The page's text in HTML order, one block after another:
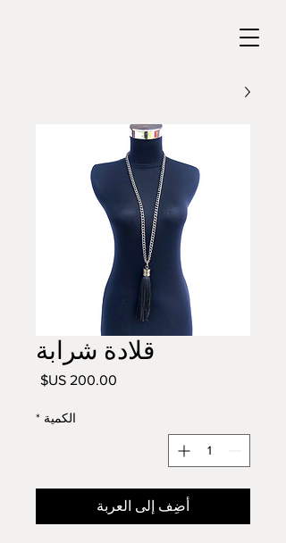
قلادة شرابة
السعر
الكمية *
أضِف إلى العربة